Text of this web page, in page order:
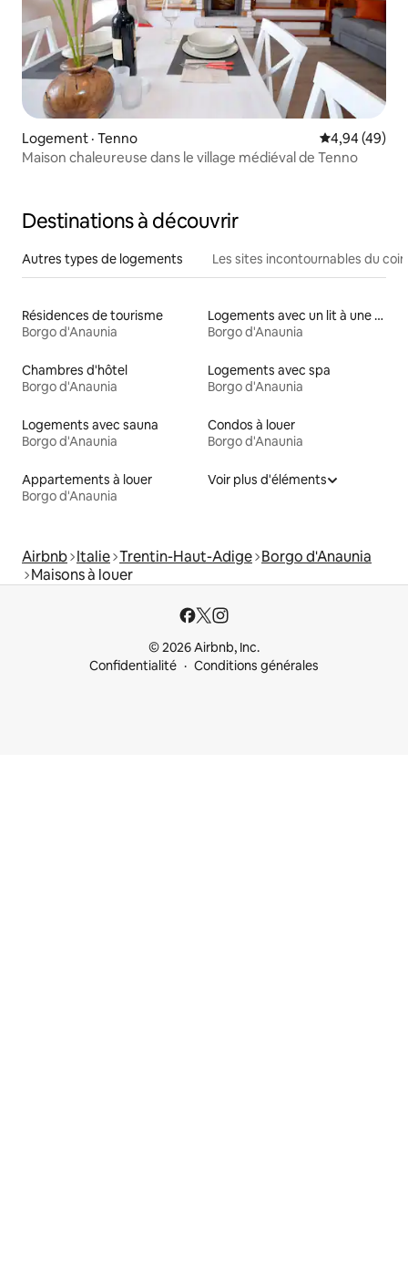
Logement · Tenno Note
4,94 (49)
Maison chaleureuse dans le village médiéval de Tenno
Destinations à découvrir
Autres types de logements Les sites incontournables du coin
Résidences de tourisme
Borgo d'Anaunia
Logements avec un lit à une hauteur accessible
Borgo d'Anaunia
Chambres d'hôtel
Borgo d'Anaunia
Logements avec spa
Borgo d'Anaunia
Logements avec sauna
Borgo d'Anaunia
Condos à louer
Borgo d'Anaunia
Appartements à louer
Borgo d'Anaunia
Voir plus d'éléments
Airbnb Italie Trentin-Haut-Adige Borgo d'Anaunia
Maisons à louer
© 2026 Airbnb, Inc.
Confidentialité
Conditions générales